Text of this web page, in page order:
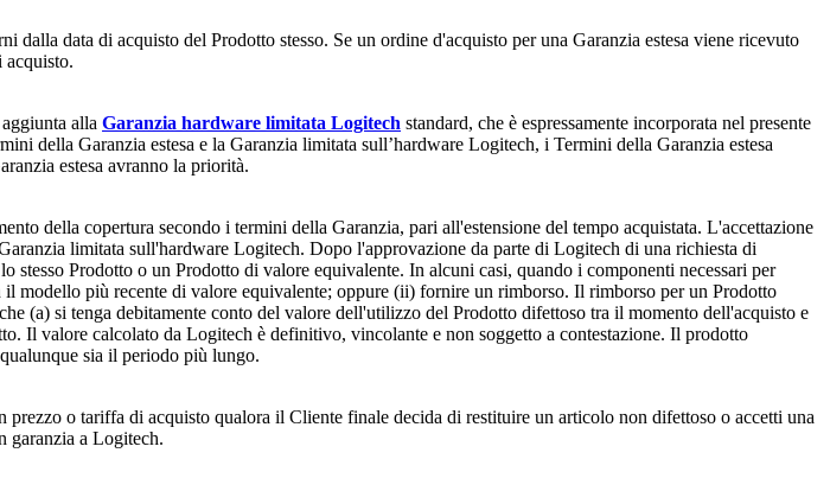
data di acquisto del Prodotto stesso. Se un ordine d'acquisto per una Garanzia estesa viene ricevuto
acquisto.
alla Garanzia hardware limitata Logitech standard, che è espressamente incorporata nel presente
della Garanzia estesa e la Garanzia limitata sull’hardware Logitech, i Termini della Garanzia estesa
estesa avranno la priorità.
della copertura secondo i termini della Garanzia, pari all'estensione del tempo acquistata. L'accettazione
limitata sull'hardware Logitech. Dopo l'approvazione da parte di Logitech di una richiesta di
Prodotto o un Prodotto di valore equivalente. In alcuni casi, quando i componenti necessari per
più recente di valore equivalente; oppure (ii) fornire un rimborso. Il rimborso per un Prodotto
(a) si tenga debitamente conto del valore dell'utilizzo del Prodotto difettoso tra il momento dell'acquisto e
Il valore calcolato da Logitech è definitivo, vincolante e non soggetto a contestazione. Il prodotto
sia il periodo più lungo.
o tariffa di acquisto qualora il Cliente finale decida di restituire un articolo non difettoso o accetti una
garanzia a Logitech.